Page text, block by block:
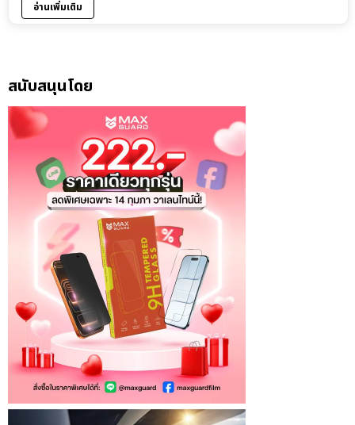
อ่านเพิ่มเติม
สนับสนุนโดย